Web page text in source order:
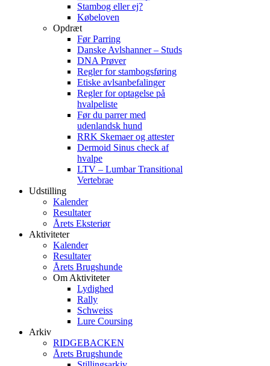
Stambog eller ej?
Købeloven
Opdræt
Før Parring
Danske Avlshanner – Studs
DNA Prøver
Regler for stambogsføring
Etiske avlsanbefalinger
Regler for optagelse på
hvalpeliste
Før du parrer med
udenlandsk hund
RRK Skemaer og attester
Dermoid Sinus check af
hvalpe
LTV – Lumbar Transitional
Vertebrae
Udstilling
Kalender
Resultater
Årets Eksteriør
Aktiviteter
Kalender
Resultater
Årets Brugshunde
Om Aktiviteter
Lydighed
Rally
Schweiss
Lure Coursing
Arkiv
RIDGEBACKEN
Årets Brugshunde